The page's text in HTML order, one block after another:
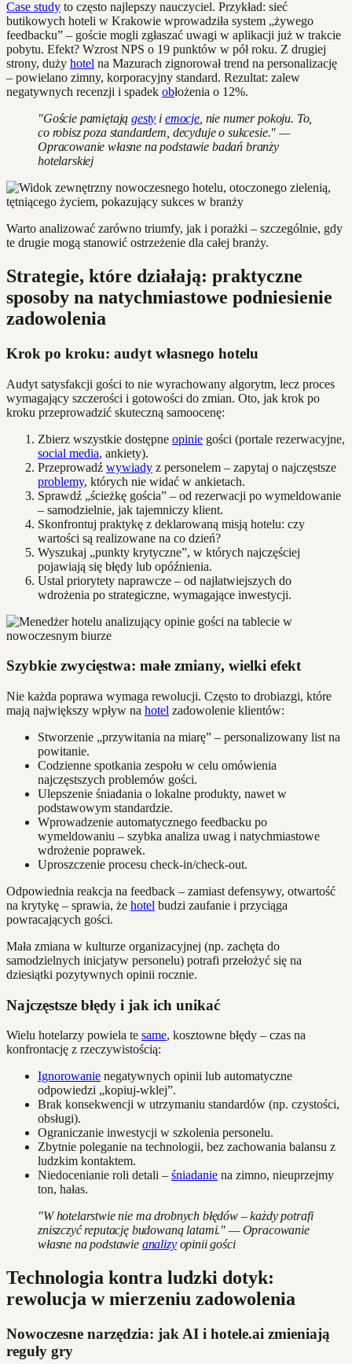
Case study to często najlepszy nauczyciel. Przykład: sieć
butikowych hoteli w Krakowie wprowadziła system „żywego
feedbacku” – goście mogli zgłaszać uwagi w aplikacji już w trakcie
pobytu. Efekt? Wzrost NPS o 19 punktów w pół roku. Z drugiej
strony, duży hotel na Mazurach zignorował trend na personalizację
– powielano zimny, korporacyjny standard. Rezultat: zalew
negatywnych recenzji i spadek obłożenia o 12%.
"Goście pamiętajągesty i emocje, nie numer pokoju. To,
co robisz poza standardem, decyduje o sukcesie." —
Opracowanie własne na podstawie badań branży
hotelarskiej
Warto analizować zarówno triumfy, jak i porażki – szczególnie, gdy
te drugie mogą stanowić ostrzeżenie dla całej branży.
Strategie, które działają: praktyczne
sposoby na natychmiastowe podniesienie
zadowolenia
Krok po kroku: audyt własnego hotelu
Audyt satysfakcji gości to nie wyrachowany algorytm, lecz proces
wymagający szczerości i gotowości do zmian. Oto, jak krok po
kroku przeprowadzić skuteczną samoocenę:
Zbierz wszystkie dostępne opinie gości (portale rezerwacyjne,
social media, ankiety).
Przeprowadź wywiady z personelem – zapytaj o najczęstsze
problemy, których nie widać w ankietach.
Sprawdź „ścieżkę gościa” – od rezerwacji po wymeldowanie
– samodzielnie, jak tajemniczy klient.
Skonfrontuj praktykę z deklarowaną misją hotelu: czy
wartości są realizowane na co dzień?
Wyszukaj „punkty krytyczne”, w których najczęściej
pojawiają się błędy lub opóźnienia.
Ustal priorytety naprawcze – od najłatwiejszych do
wdrożenia po strategiczne, wymagające inwestycji.
Szybkie zwycięstwa: małe zmiany, wielki efekt
Nie każda poprawa wymaga rewolucji. Często to drobiazgi, które
mają największy wpływ na hotel zadowolenie klientów:
Stworzenie „przywitania na miarę” – personalizowany list na
powitanie.
Codzienne spotkania zespołu w celu omówienia
najczęstszych problemów gości.
Ulepszenie śniadania o lokalne produkty, nawet w
podstawowym standardzie.
Wprowadzenie automatycznego feedbacku po
wymeldowaniu – szybka analiza uwag i natychmiastowe
wdrożenie poprawek.
Uproszczenie procesu check-in/check-out.
Odpowiednia reakcja na feedback – zamiast defensywy, otwartość
na krytykę – sprawia, że hotel budzi zaufanie i przyciąga
powracających gości.
Mała zmiana w kulturze organizacyjnej (np. zachęta do
samodzielnych inicjatyw personelu) potrafi przełożyć się na
dziesiątki pozytywnych opinii rocznie.
Najczęstsze błędy i jak ich unikać
Wielu hotelarzy powiela te same, kosztowne błędy – czas na
konfrontację z rzeczywistością:
Ignorowanie negatywnych opinii lub automatyczne
odpowiedzi „kopiuj-wklej”.
Brak konsekwencji w utrzymaniu standardów (np. czystości,
obsługi).
Ograniczanie inwestycji w szkolenia personelu.
Zbytnie poleganie na technologii, bez zachowania balansu z
ludzkim kontaktem.
Niedocenianie roli detali – śniadanie na zimno, nieuprzejmy
ton, hałas.
"W hotelarstwie nie ma drobnych błędów – każdy potrafi
zniszczyć reputację budowaną latami." — Opracowanie
własne na podstawie analizyopinii gości
Technologia kontra ludzki dotyk:
rewolucja w mierzeniu zadowolenia
Nowoczesne narzędzia: jak AI i hotele.ai zmieniają
reguły gry